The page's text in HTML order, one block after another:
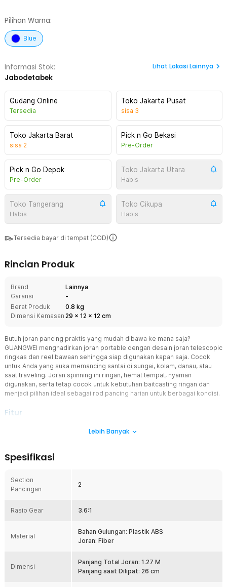
Pilihan Warna:
Blue
Informasi Stok:
Jabodetabek
Lihat Lokasi Lainnya
Gudang Online
Tersedia
Toko Jakarta Pusat
sisa 3
Toko Jakarta Barat
sisa 2
Pick n Go Bekasi
Pre-Order
Pick n Go Depok
Pre-Order
Toko Jakarta Utara
Habis
Toko Tangerang
Habis
Toko Cikupa
Habis
Tersedia bayar di tempat (COD)
Rincian Produk
Brand
Lainnya
Garansi
-
Berat Produk
0.8 kg
Dimensi Kemasan 29 x 12 x 12 cm
Butuh joran pancing praktis yang mudah dibawa ke mana saja?
GUANGWEI menghadirkan joran portable dengan desain joran telescopic
ringkas dan reel bawaan sehingga siap digunakan kapan saja. Cocok
untuk Anda yang suka memancing santai di sungai, kolam, danau, atau
saat traveling. Joran spinning ini ringan, hemat tempat, nyaman
digunakan, serta tetap cocok untuk kebutuhan baitcasting ringan dan
menjadi pilihan ideal sebagai rod pancing harian untuk berbagai kondisi.
Fitur
Desain Portable Telescopic
panjang maksimal mencapai 1.27 M untuk jangkauan lemparan yang
dibanding model biasa. Cocok untuk pemancing mobile.
Reel Sudah Termasuk
membeli terpisah. Rasio gear 3.6:1 memberikan putaran stabil
langsung memancing setelah setup sederhana. Lebih hemat waktu
dan biaya.
Batang joran menggunakan material fiber yang ringan namun cukup
kuat untuk berbagai kebutuhan memancing. Material ini membantu
Lebih Banyak
Spesifikasi
Section
Pancingan
2
Rasio Gear 3.6:1
Material
Bahan Gulungan: Plastik ABS
Joran: Fiber
Dimensi
Panjang Total Joran: 1.27 M
Panjang saat Dilipat: 26 cm